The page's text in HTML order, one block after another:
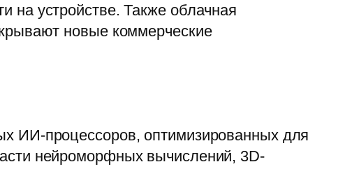
на устройстве. Также облачная
новые коммерческие
ИИ-процессоров, оптимизированных для
нейроморфных вычислений, 3D-